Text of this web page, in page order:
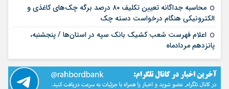
محاسبه جداگانه تعیین تکلیف ۸۰ درصد برگه چک‌های کاغذی و
الکترونیکی هنگام درخواست دسته چک
اعلام فهرست شعب کشیک بانک سپه در استان‌ها / پنجشنبه،
پانزدهم مردادماه